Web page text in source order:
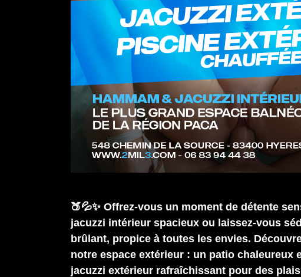
🍑💦✨ Offrez-vous un moment de détente
jacuzzi intérieur spacieux ou laissez-vous
brûlant, propice à toutes les envies.
notre espace extérieur : un patio chaleureux
jacuzzi extérieur rafraîchissant pour des